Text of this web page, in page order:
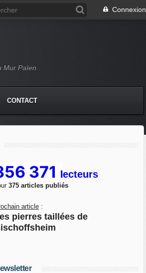
Connexion
Mur Païen
CONTACT
56 371 lecteurs
375 articles publiés
article :
pierres taillées de